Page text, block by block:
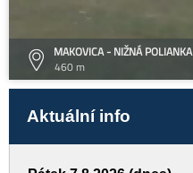
MAKOVICA - NIŽNÁ POLIANKA
460 m
Aktuální info